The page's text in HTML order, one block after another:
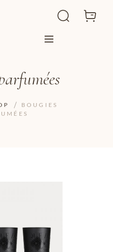
BOUGIES